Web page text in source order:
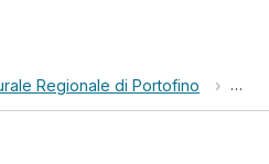
Regionale di Portofino ›